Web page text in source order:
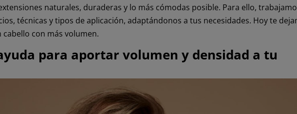
naturales, duraderas y lo más cómodas posible. Para ello,
técnicas y tipos de aplicación, adaptándonos a tus necesidades. Hoy te
con más volumen.
para aportar volumen y densidad a tu